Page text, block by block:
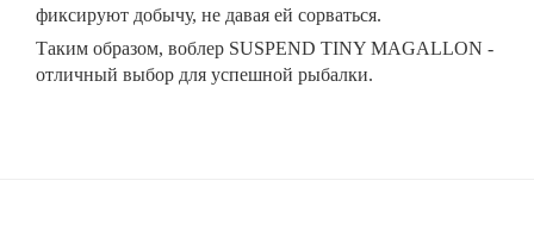
фиксируют добычу, не давая ей сорваться.
Таким образом, воблер SUSPEND TINY MAGALLON -
отличный выбор для успешной рыбалки.